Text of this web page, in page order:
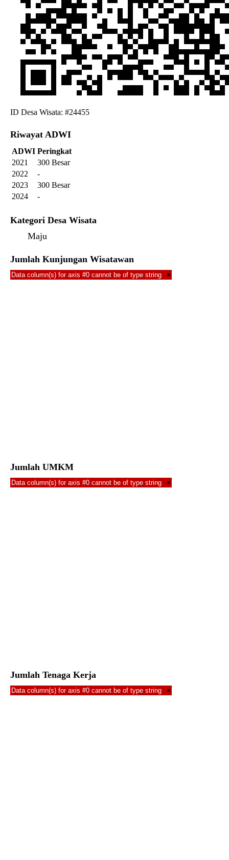
ID Desa Wisata: #24455
Riwayat ADWI
ADWI Peringkat
2021
300 Besar
2022
-
2023
300 Besar
2024
-
Kategori Desa Wisata
Maju
Jumlah Kunjungan Wisatawan
Data column(s) for axis #0 cannot be of type string ×
Jumlah UMKM
Data column(s) for axis #0 cannot be of type string ×
Jumlah Tenaga Kerja
Data column(s) for axis #0 cannot be of type string ×